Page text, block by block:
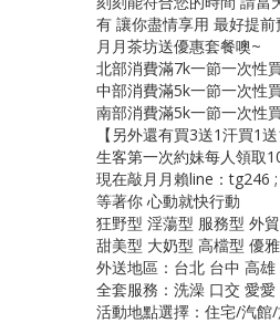
有 讓你盡情享用 最好提
月月茶坊送優惠套餐噢~
北部消費滿7k一節一次性
中部消費滿5k一節一次性
南部消費滿5k一節一次性
【另外還有買3送1汗買1
生客第一次約妹每人領取
現在敲月月賴line：tg246
等著你 心動就快行動
狂野型 淫蕩型 服務型 外
甜美型 大奶型 高檔型 優
外送地區：台北 台中 高
全套服務：洗澡 口交 愛
活動地點選擇：住宅/汽館